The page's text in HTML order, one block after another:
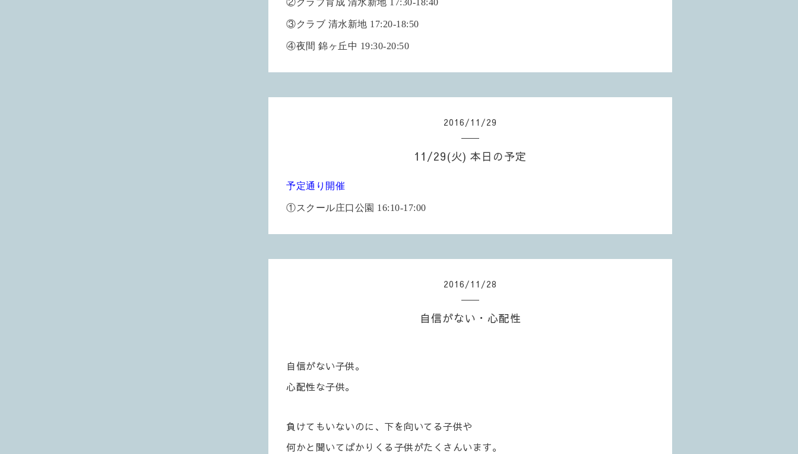
②クラブ育成 清水新地 17:30-18:40
③クラブ 清水新地 17:20-18:50
④夜間 錦ヶ丘中 19:30-20:50
2016/11 /29
11/29(火) 本日の予定
予定通り開催
①スクール庄口公園 16:10-17:00
2016/11 /28
自信がない・心配性
自信がない子供。
心配性な子供。
負けてもいないのに、下を向いてる子供や
何かと聞いてばかりくる子供がたくさんいます。